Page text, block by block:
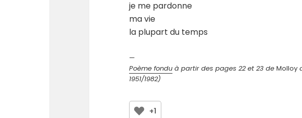
je me pardonne
ma vie
la plupart du temps
—
Poème fondu à partir des pages 22 et 23 deMolloy
1951/1982)
+1